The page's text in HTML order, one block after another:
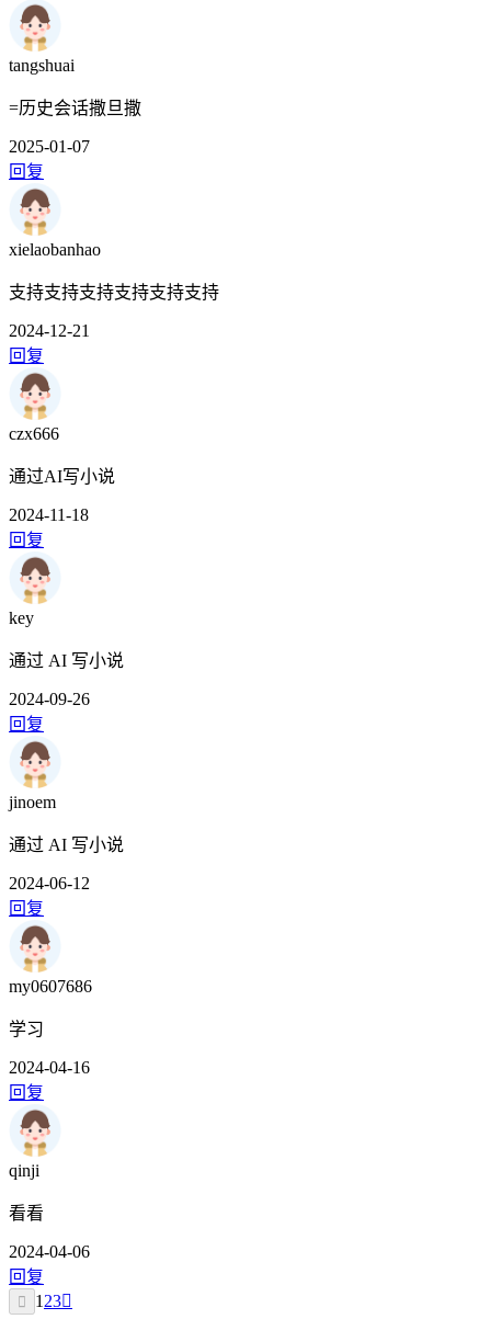
tangshuai
=历史会话撒旦撒
2025-01-07
回复
xielaobanhao
支持支持支持支持支持支持
2024-12-21
回复
czx666
通过AI写小说
2024-11-18
回复
key
通过 AI 写小说
2024-09-26
回复
jinoem
通过 AI 写小说
2024-06-12
回复
my0607686
学习
2024-04-16
回复
qinji
看看
2024-04-06
回复
1 23